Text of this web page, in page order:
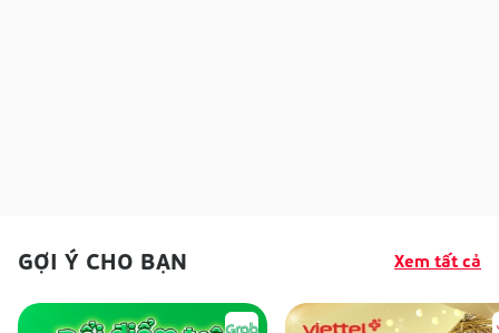
GỢI Ý CHO BẠN Xem tất cả